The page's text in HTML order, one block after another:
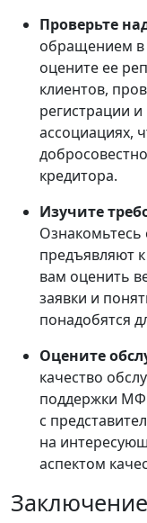
Проверьте
обращением
оцените ее
клиентов,
регистрации
ассоциациях,
кредитора.
Изучите
предъявляют
вам оценить
заявки и
понадобятся
Оцените
качество
поддержки
с
на
аспектом
Заключение